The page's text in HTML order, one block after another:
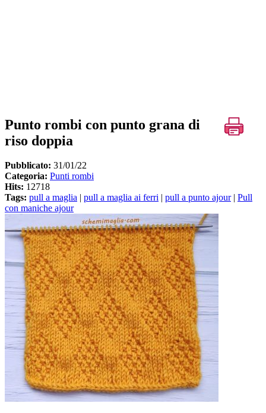
Punto rombi con punto grana di
riso doppia
Pubblicato: 31/01/22
Categoria: Punti rombi
Hits: 12718
Tags: pull a maglia pull a maglia ai ferri pull a punto ajour| Pull
con maniche ajour